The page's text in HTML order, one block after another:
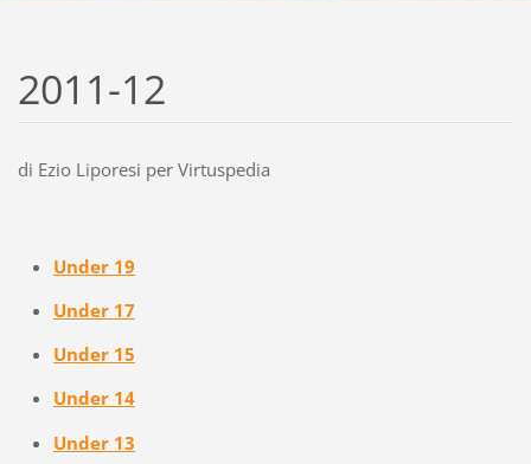
2011-12
di Ezio Liporesi per Virtuspedia
Under 19
Under 17
Under 15
Under 14
Under 13